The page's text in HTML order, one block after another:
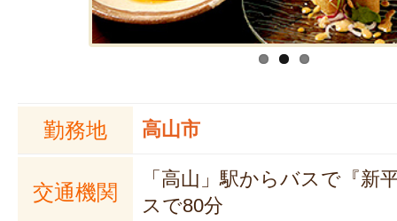
勤務地 高山市
交通機関
「高山」駅からバスで『新
スで80分